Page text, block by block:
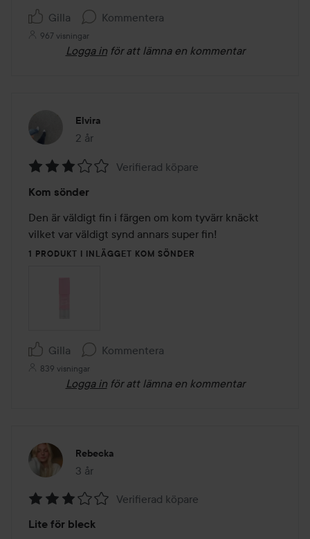
Gilla Kommentera
967 visningar
Logga in för att lämna en kommentar
Elvira
2 år
Inlägget skapades 2 år
3
av
5
Verifierad köpare
Kom sönder
Den är väldigt fin i färgen om kom tyvärr knäckt
vilket var väldigt synd annars super fin!
1 PRODUKT I INLÄGGET KOM SÖNDER
Gilla Kommentera
839 visningar
Logga in för att lämna en kommentar
Rebecka
3 år
Inlägget skapades 3 år
3
Verifierad köpare
Lite för bleck